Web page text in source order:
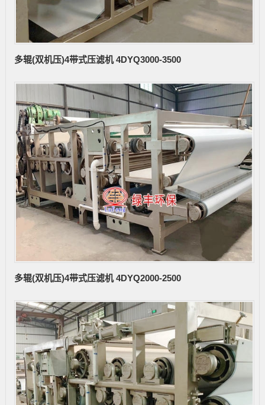
多辊(双机压)4带式压滤机 4DYQ3000-3500
多辊(双机压)4带式压滤机 4DYQ2000-2500